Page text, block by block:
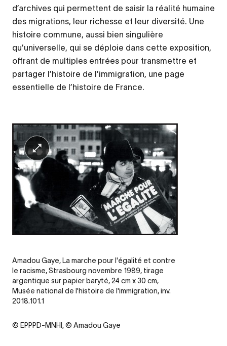
d’archives qui permettent de saisir la réalité humaine
des migrations, leur richesse et leur diversité. Une
histoire commune, aussi bien singulière
qu’universelle, qui se déploie dans cette exposition,
offrant de multiples entrées pour transmettre et
partager l’histoire de l’immigration, une page
essentielle de l’histoire de France.
Legende
Amadou Gaye, La marche pour l'égalité et contre
le racisme, Strasbourg novembre 1989, tirage
argentique sur papier baryté, 24 cm x 30 cm,
Musée national de l'histoire de l'immigration, inv.
2018.101.1
Credit
© EPPPD-MNHI, © Amadou Gaye